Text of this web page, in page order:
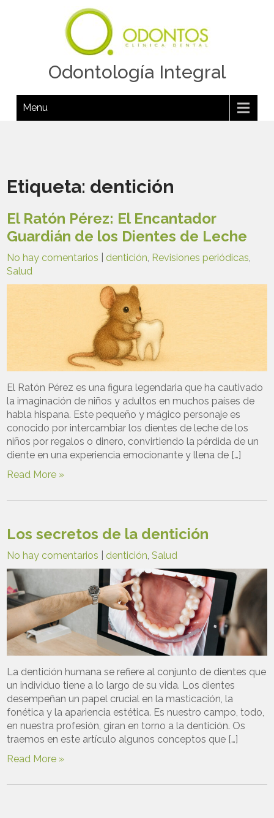
Odontología Integral
Menu
Etiqueta: dentición
El Ratón Pérez: El Encantador
Guardián de los Dientes de Leche
No hay comentarios dentición, Revisiones periódicas,
Salud
El Ratón Pérez es una figura legendaria que ha cautivado
la imaginación de niños y adultos en muchos países de
habla hispana. Este pequeño y mágico personaje es
conocido por intercambiar los dientes de leche de los
niños por regalos o dinero, convirtiendo la pérdida de un
diente en una experiencia emocionante y llena de […]
Read More »
Los secretos de la dentición
No hay comentarios dentición,Salud
La dentición humana se refiere al conjunto de dientes que
un individuo tiene a lo largo de su vida. Los dientes
desempeñan un papel crucial en la masticación, la
fonética y la apariencia estética. Es nuestro campo, todo,
en nuestra profesión, giran en torno a la dentición. Os
traemos en este artículo algunos conceptos que […]
Read More »